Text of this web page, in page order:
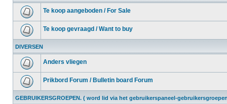
Te koop aangeboden / For Sale
Te koop gevraagd / Want to buy
DIVERSEN
Anders vliegen
Prikbord Forum / Bulletin board Forum
GEBRUIKERSGROEPEN. ( word lid via het gebruikerspaneel-